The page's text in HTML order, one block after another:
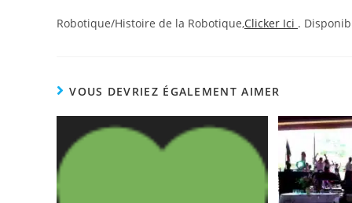
Robotique/Histoire de la Robotique,Clicker Ici .
VOUS DEVRIEZ ÉGALEMENT AIMER